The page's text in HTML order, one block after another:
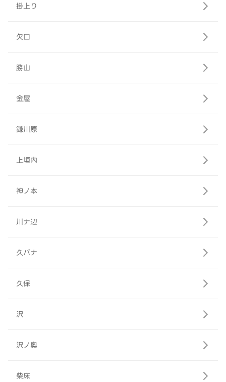
掛上り
欠口
勝山
金屋
鎌川原
上垣内
神ノ本
川ナ辺
久バナ
久保
沢
沢ノ奥
柴床